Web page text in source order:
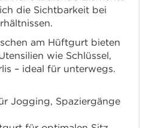
die Sichtbarkeit bei
am Hüftgurt bieten
wie Schlüssel,
– ideal für unterwegs.
Jogging, Spaziergänge